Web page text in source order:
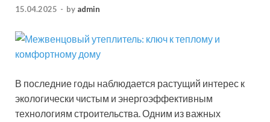
15.04.2025 - by admin
В последние годы наблюдается растущий интерес к
экологически чистым и энергоэффективным
технологиям строительства. Одним из важных